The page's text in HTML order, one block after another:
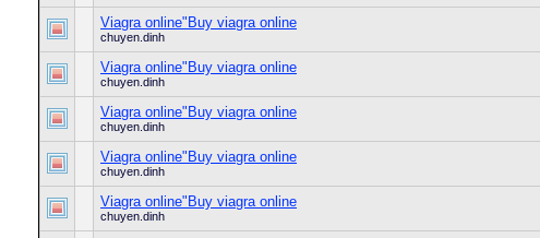
Viagra online"Buy viagra online
chuyen.dinh
Viagra online"Buy viagra online
chuyen.dinh
Viagra online"Buy viagra online
chuyen.dinh
Viagra online"Buy viagra online
chuyen.dinh
Viagra online"Buy viagra online
chuyen.dinh